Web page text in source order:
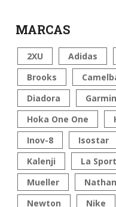
MARCAS
2XU Adidas
Brooks
Diadora
Garmin
Hoka One One
Inov-8
Isostar
Kalenji
La
Mueller
Nathan
Newton
Nike